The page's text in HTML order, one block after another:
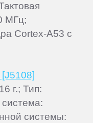
МГц;
Cortex-A53 с
г.; Тип:
системы: